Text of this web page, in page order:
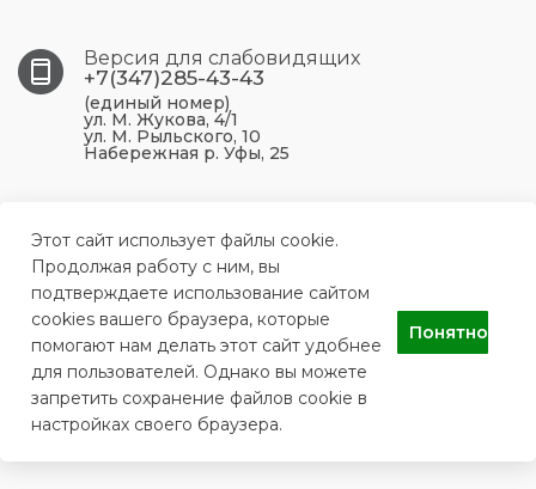
Версия для слабовидящих
+7(347)285-43-43
(единый номер)
ул. М. Жукова, 4/1
ул. М. Рыльского, 10
Набережная р. Уфы, 25
Жукова, 4/1
ufa.p43@doctorrb.ru
ГБУЗ РБ Поликлиника №43 г. Уфа
Этот сайт использует файлы cookie.
Продолжая работу с ним, вы
подтверждаете использование сайтом
cookies вашего браузера, которые
помогают нам делать этот сайт удобнее
для пользователей. Однако вы можете
запретить сохранение файлов cookie в
настройках своего браузера.
Понятно